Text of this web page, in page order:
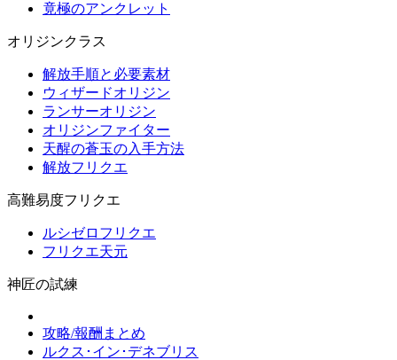
竟極のアンクレット
オリジンクラス
解放手順と必要素材
ウィザードオリジン
ランサーオリジン
オリジンファイター
天醒の蒼玉の入手方法
解放フリクエ
高難易度フリクエ
ルシゼロフリクエ
フリクエ天元
神匠の試練
攻略/報酬まとめ
ルクス･イン･デネブリス